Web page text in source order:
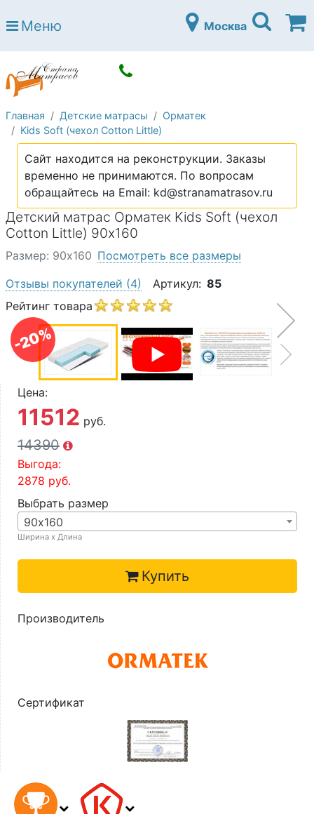
Страна матрасов
Open submenu (Матрасы)
Open submenu (Кровати)
Кровати
Open submenu (Аксессуары)
Open submenu (Диваны)
Диваны
Open submenu (Постельное белье)
Постельное белье
Open submenu (Мебель)
Мебель
Open submenu (Основания)
Основания
Open submenu (Детские матрасы)
Детские матрасы
Open submenu (Детские кровати)
Детские кровати
Open submenu (Шкафы)
Шкафы
О компании
Контакты
Доставка по городу
Меню Москва
Главная Детские матрасы
Орматек
Kids Soft (чехол Cotton Little)
Сайт находится на реконструкции. Заказы
временно не принимаются. По вопросам
обращайтесь на Email: kd@stranamatrasov.ru
Детский матрас Орматек Kids Soft (чехол
Cotton Little) 90х160
-20%
Размер: 90х160 Посмотреть все размеры
Отзывы покупателей (4) Артикул: 85
Рейтинг товара
Цена:
11512 руб.
14390
Выгода:
2878 руб.
Выбрать размер
90х160
Ширина х Длина
Купить
Производитель
Сертификат